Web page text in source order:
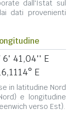
dall'Istat sul
dati provenienti
6' 41,04'' E
E
in latitudine Nord
e longitudine
verso Est).